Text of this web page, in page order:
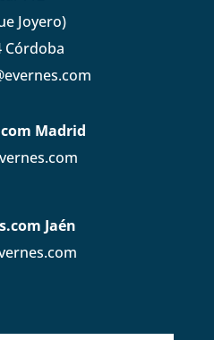
Joyero)
Córdoba
Madrid
Jaén